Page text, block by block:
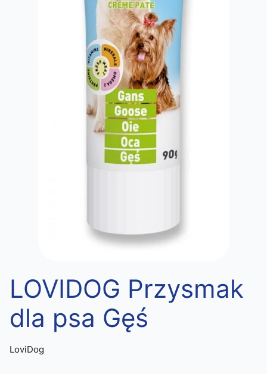
LOVIDOG Przysmak
dla psa Gęś
LoviDog